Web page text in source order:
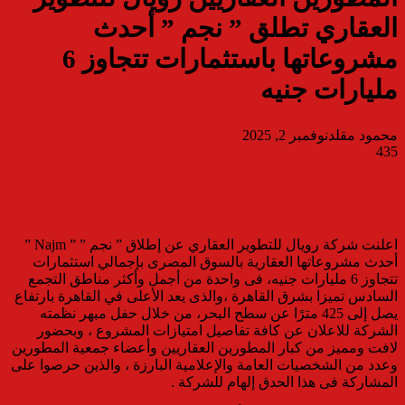
العقاري تطلق ” نجم ” أحدث
مشروعاتها باستثمارات تتجاوز 6
مليارات جنيه
محمود مقلدنوفمبر 2, 2025
435
اعلنت شركة رويال للتطوير العقاري عن إطلاق ” نجم ” ” Najm ”
أحدث مشروعاتها العقارية بالسوق المصرى بإجمالي استثمارات
تتجاوز 6 مليارات جنيه، فى واحدة من أجمل وأكثر مناطق التجمع
السادس تميزا بشرق القاهرة ،والذى يعد الأعلى في القاهرة بارتفاع
يصل إلى 425 مترًا عن سطح البحر، من خلال حفل مبهر نظمته
الشركة للاعلان عن كافة تفاصيل امتيازات المشروع ، وبحضور
لافت ومميز من كبار المطورين العقاريين وأعضاء جمعية المطورين
وعدد من الشخصيات العامة والإعلامية البارزة ، والذين حرصوا على
المشاركة فى هذا الحدق إلهام للشركة .